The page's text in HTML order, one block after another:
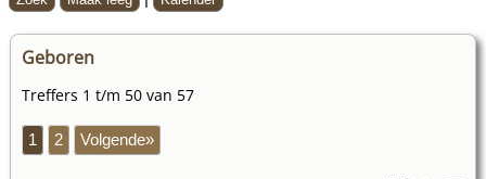
Geboren
Treffers 1 t/m 50 van 57
1 2 Volgende»